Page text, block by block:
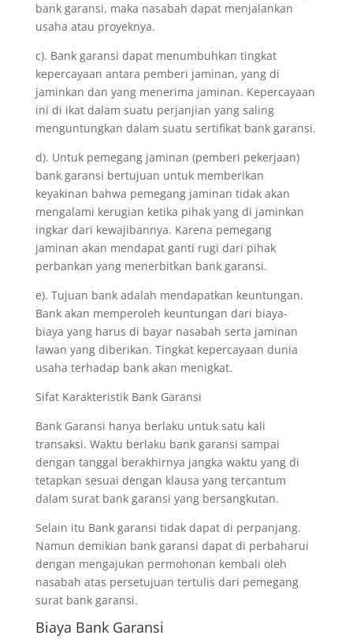
bank garansi, maka nasabah dapat menjalankan
usaha atau proyeknya.
c). Bank garansi dapat menumbuhkan tingkat
kepercayaan antara pemberi jaminan, yang di
jaminkan dan yang menerima jaminan. Kepercayaan
ini di ikat dalam suatu perjanjian yang saling
menguntungkan dalam suatu sertifikat bank garansi.
d). Untuk pemegang jaminan (pemberi pekerjaan)
bank garansi bertujuan untuk memberikan
keyakinan bahwa pemegang jaminan tidak akan
mengalami kerugian ketika pihak yang di jaminkan
ingkar dari kewajibannya. Karena pemegang
jaminan akan mendapat ganti rugi dari pihak
perbankan yang menerbitkan bank garansi.
e). Tujuan bank adalah mendapatkan keuntungan.
Bank akan memperoleh keuntungan dari biaya-
biaya yang harus di bayar nasabah serta jaminan
lawan yang diberikan. Tingkat kepercayaan dunia
usaha terhadap bank akan menigkat.
Sifat Karakteristik Bank Garansi
Bank Garansi hanya berlaku untuk satu kali
transaksi. Waktu berlaku bank garansi sampai
dengan tanggal berakhirnya jangka waktu yang di
tetapkan sesuai dengan klausa yang tercantum
dalam surat bank garansi yang bersangkutan.
Selain itu Bank garansi tidak dapat di perpanjang.
Namun demikian bank garansi dapat di perbaharui
dengan mengajukan permohonan kembali oleh
nasabah atas persetujuan tertulis dari pemegang
surat bank garansi.
Biaya Bank Garansi